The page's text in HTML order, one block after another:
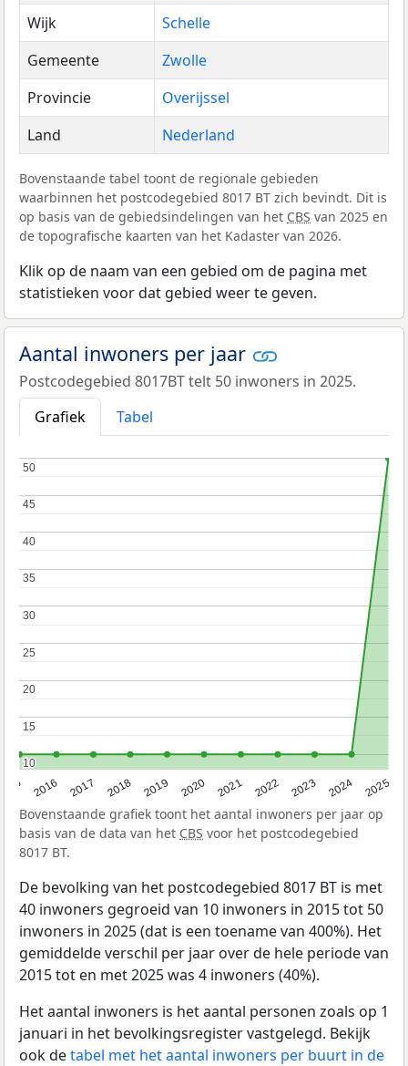
Wijk
Schelle
Gemeente
Zwolle
Provincie
Overijssel
Land
Nederland
Bovenstaande tabel toont de regionale gebieden
waarbinnen het postcodegebied 8017 BT zich bevindt. Dit is
op basis van de gebiedsindelingen van het CBS van 2025 en
de topografische kaarten van het Kadaster van 2026.
Klik op de naam van een gebied om de pagina met
statistieken voor dat gebied weer te geven.
Aantal inwoners per jaar
Postcodegebied 8017BT telt 50 inwoners in 2025.
Grafiek
Tabel
2016 2017 2018 2019 2020 2021 2022 2023 2024 2025
10
10
15
15
20
20
25
25
30
30
35
35
40
40
45
45
50
50
Bovenstaande grafiek toont het aantal inwoners per jaar op
basis van de data van het CBS voor het postcodegebied
8017 BT.
De bevolking van het postcodegebied 8017 BT is met
40 inwoners gegroeid van 10 inwoners in 2015 tot 50
inwoners in 2025 (dat is een toename van 400%). Het
gemiddelde verschil per jaar over de hele periode van
2015 tot en met 2025 was 4 inwoners (40%).
Het aantal inwoners is het aantal personen zoals op 1
januari in het bevolkingsregister vastgelegd. Bekijk
ook detabel met het aantal inwoners per buurt in de